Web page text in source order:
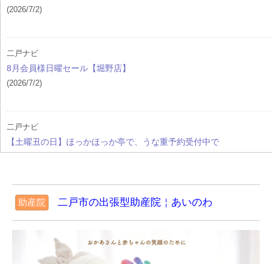
(2026/7/2)
二戸ナビ
8月会員様日曜セール【堀野店】
(2026/7/2)
二戸ナビ
【土曜丑の日】ほっかほっか亭で、うな重予約受付中で
二戸ナビ
亭二戸バイパス店
助産院 二戸市の出張型助産院￤あいのわ